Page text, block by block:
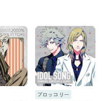
ブロッコリー